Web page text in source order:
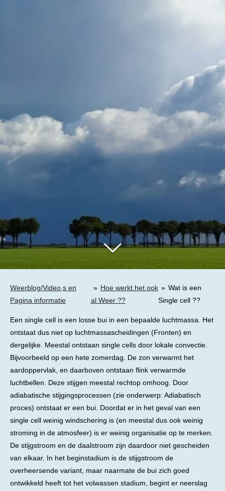
Weerblog/Video,s en
Pagina informatie
» Hoe werkt het ook
al Weer ??
» Wat is een
Single cell ??
Een single cell is een losse bui in een bepaalde luchtmassa. Het
ontstaat dus niet op luchtmassascheidingen (Fronten) en
dergelijke. Meestal ontstaan single cells door lokale convectie.
Bijvoorbeeld op een hete zomerdag. De zon verwarmt het
aardoppervlak, en daarboven ontstaan flink verwarmde
luchtbellen. Deze stijgen meestal rechtop omhoog. Door
adiabatische stijgingsprocessen (zie onderwerp: Adiabatisch
proces) ontstaat er een bui. Doordat er in het geval van een
single cell weinig windschering is (en meestal dus ook weinig
stroming in de atmosfeer) is er weinig organisatie op te merken.
De stijgstroom en de daalstroom zijn daardoor niet gescheiden
van elkaar. In het beginstadium is de stijgstroom de
overheersende variant, maar naarmate de bui zich goed
ontwikkeld heeft tot het volwassen stadium, begint er neerslag